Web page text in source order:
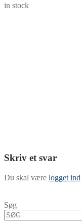
in stock
Skriv et svar
Du skal være logget ind
Søg